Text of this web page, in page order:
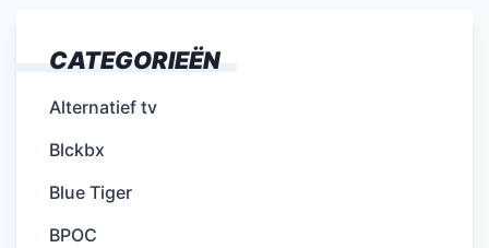
CATEGORIEËN
Alternatief tv
Blckbx
Blue Tiger
BPOC